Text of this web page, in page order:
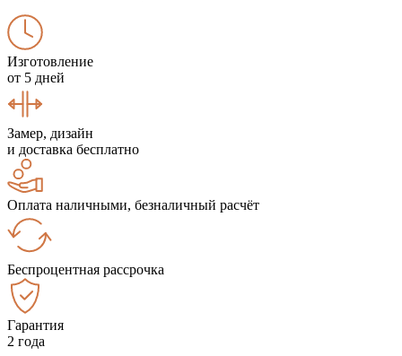
Изготовление
от 5 дней
Замер, дизайн
и доставка бесплатно
Оплата наличными, безналичный расчёт
Беспроцентная рассрочка
Гарантия
2 года